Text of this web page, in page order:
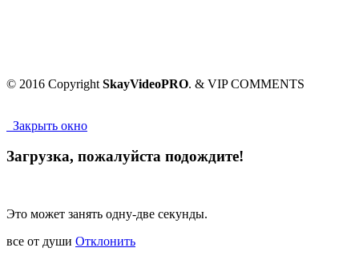
© 2016 Copyright SkayVideoPRO. & VIP COMMENTS
Закрыть окно
Загрузка, пожалуйста подождите!
Это может занять одну-две секунды.
все от души Отклонить